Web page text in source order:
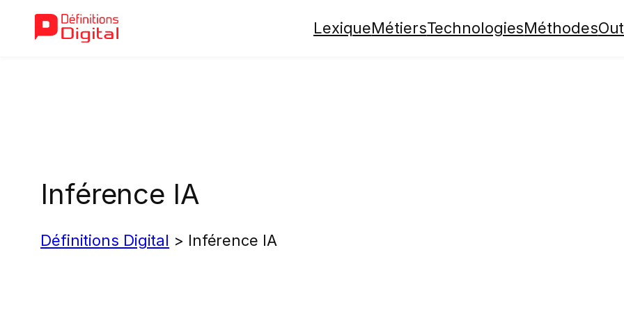
LexiqueMétiersTechnologiesMéthodes
Inférence IA
Définitions Digital > Inférence IA